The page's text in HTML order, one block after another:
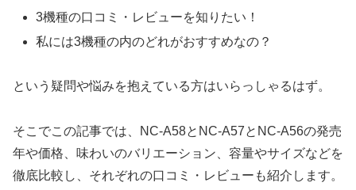
3機種の口コミ・レビューを知りたい！
私には3機種の内のどれがおすすめなの？
という疑問や悩みを抱えている方はいらっしゃるはず。
そこでこの記事では、NC-A58とNC-A57とNC-A56の発売
年や価格、味わいのバリエーション、容量やサイズなどを
徹底比較し、それぞれの口コミ・レビューも紹介します。